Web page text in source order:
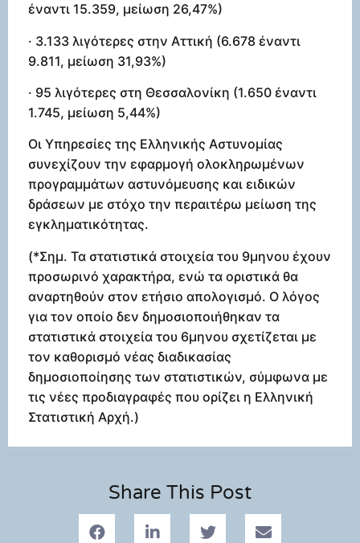
έναντι 15.359, μείωση 26,47%)
· 3.133 λιγότερες στην Αττική (6.678 έναντι
9.811, μείωση 31,93%)
· 95 λιγότερες στη Θεσσαλονίκη (1.650 έναντι
1.745, μείωση 5,44%)
Οι Υπηρεσίες της Ελληνικής Αστυνομίας
συνεχίζουν την εφαρμογή ολοκληρωμένων
προγραμμάτων αστυνόμευσης και ειδικών
δράσεων με στόχο την περαιτέρω μείωση της
εγκληματικότητας.
(*Σημ. Τα στατιστικά στοιχεία του 9μηνου έχουν
προσωρινό χαρακτήρα, ενώ τα οριστικά θα
αναρτηθούν στον ετήσιο απολογισμό. Ο λόγος
για τον οποίο δεν δημοσιοποιήθηκαν τα
στατιστικά στοιχεία του 6μηνου σχετίζεται με
τον καθορισμό νέας διαδικασίας
δημοσιοποίησης των στατιστικών, σύμφωνα με
τις νέες προδιαγραφές που ορίζει η Ελληνική
Στατιστική Αρχή.)
Share This Post